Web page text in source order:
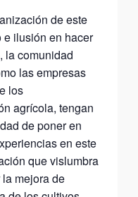
de este
e ilusión en hacer
la comunidad
las empresas
los
agrícola, tengan
de poner en
en este
que vislumbra
mejora de